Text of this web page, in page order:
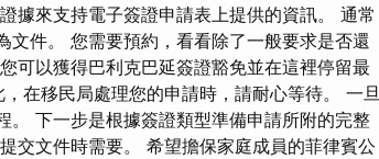
據來支持電子簽證申請表上提供的資訊。 通常
件。 您需要預約，看看除了一般要求是否還
可以獲得巴利克巴延簽證豁免並在這裡停留最
在移民局處理您的申請時，請耐心等待。 一旦
。 下一步是根據簽證類型準備申請所附的完整
交文件時需要。 希望擔保家庭成員的菲律賓公